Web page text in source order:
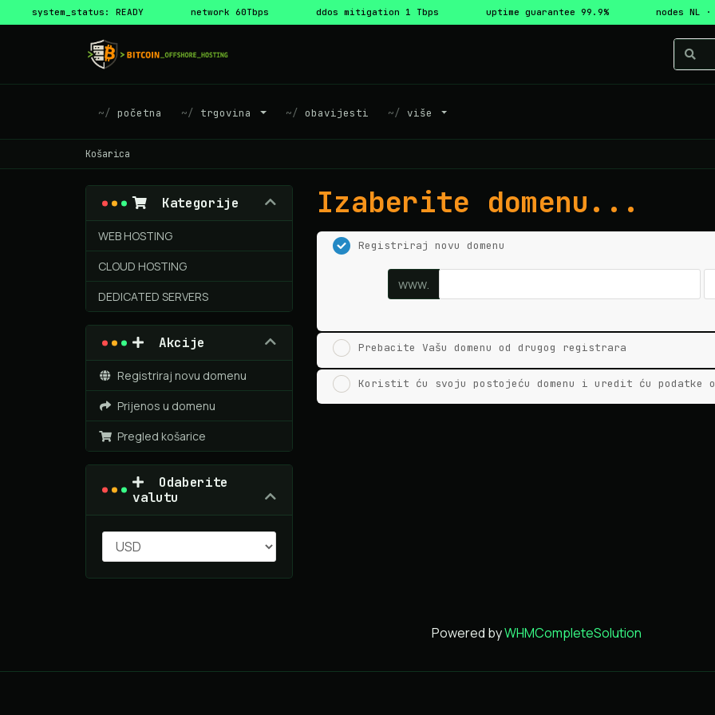
system_status: READY network 60Tbps ddos mitigation 1 Tbps uptime guarantee 99.9% nodes NL ·
početna trgovina obavijesti više
Košarica
Kategorije
WEB HOSTING
CLOUD HOSTING
DEDICATED SERVERS
Akcije
Registriraj novu domenu
Prijenos u domenu
Pregled košarice
Odaberite
valutu
Izaberite domenu...
Registriraj novu domenu
www.
Prebacite Vašu domenu od drugog registrara
Koristit ću svoju postojeću domenu i uredit ću podatke o
Powered byWHMCompleteSolution